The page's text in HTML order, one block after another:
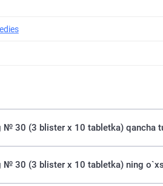
30 (3 blister х 10 tabletka) qancha
30 (3 blister х 10 tabletka) ning